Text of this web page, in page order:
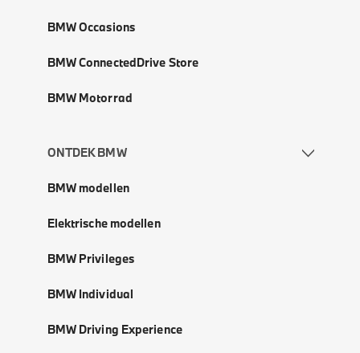
BMW Occasions
BMW ConnectedDrive Store
BMW Motorrad
ONTDEK BMW
BMW modellen
Elektrische modellen
BMW Privileges
BMW Individual
BMW Driving Experience